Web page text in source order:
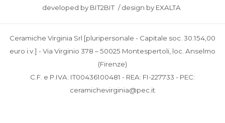
developed by BIT2BIT /design by EXALTA
Ceramiche Virginia Srl [pluripersonale - Capitale soc. 30.154,00
euro i.v.] - Via Virginio 378 – 50025 Montespertoli, loc. Anselmo
(Firenze)
C.F. e P.IVA: IT00436100481 - REA: FI-227733 - PEC:
ceramichevirginia@pec.it